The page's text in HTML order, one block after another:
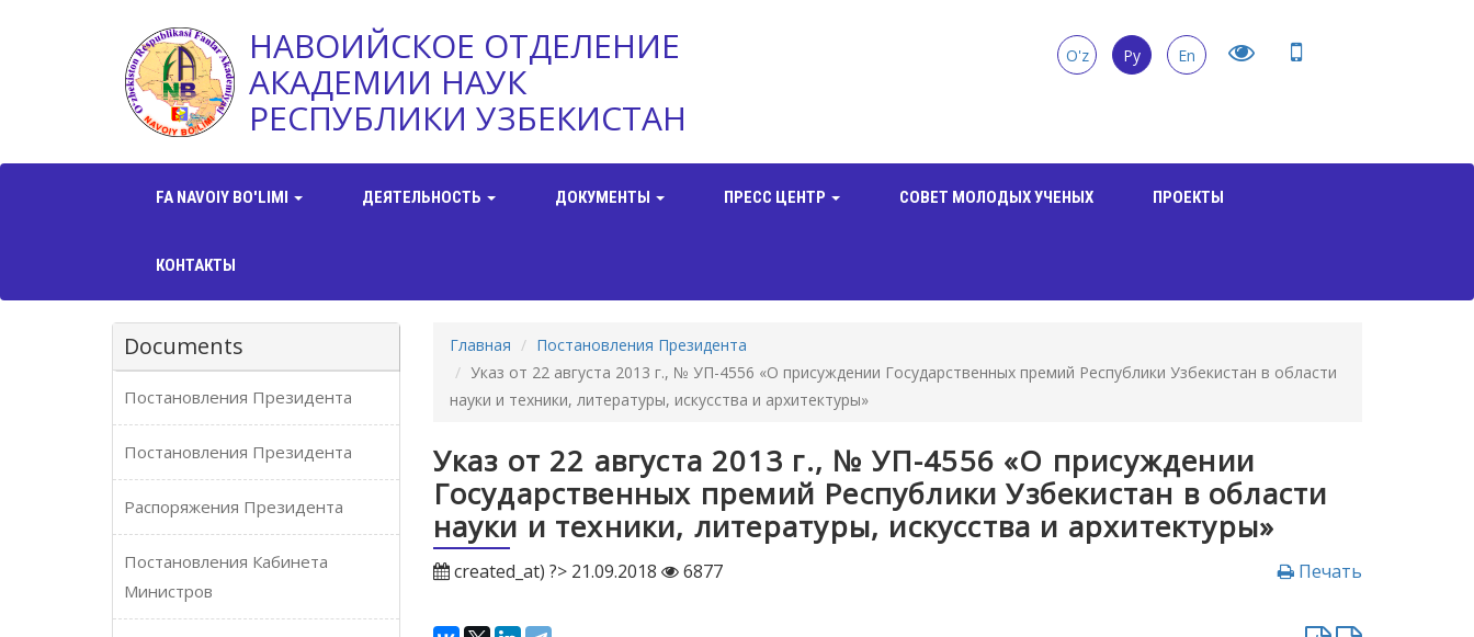
НАВОИЙСКОЕ ОТДЕЛЕНИЕ
АКАДЕМИИ НАУК
РЕСПУБЛИКИ УЗБЕКИСТАН
O'z Ру En
FA NAVOIY BO'LIMI ДЕЯТЕЛЬНОСТЬ ДОКУМЕНТЫ ПРЕСС ЦЕНТР СОВЕТ МОЛОДЫХ УЧЕНЫХ ПРОЕКТЫ
КОНТАКТЫ
Documents
Постановления Президента
Постановления Президента
Распоряжения Президента
Постановления Кабинета
Министров
Главная
Постановления Президента
Указ от 22 августа 2013 г., № УП-4556 «О присуждении Государственных премий Республики Узбекистан в области
науки и техники, литературы, искусства и архитектуры»
Указ от 22 августа 2013 г., № УП-4556 «О присуждении
Государственных премий Республики Узбекистан в области
науки и техники, литературы, искусства и архитектуры»
created_at) ?> 21.09.2018 6877 Печать